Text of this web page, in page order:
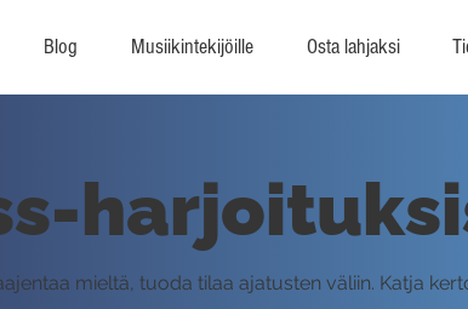
Blog Musiikintekijöille Osta lahjaksi
mieltä, tuoda tilaa ajatusten väliin. Katja